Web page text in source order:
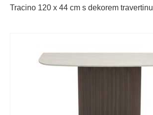
Tracino 120 x 44 cm s dekorem travertinu